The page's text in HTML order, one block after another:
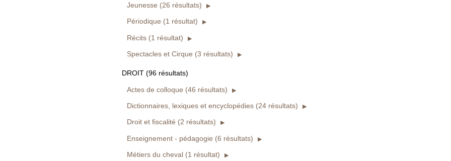
Jeunesse (26 résultats)
Périodique (1 résultat)
Récits (1 résultat)
Spectacles et Cirque (3 résultats)
DROIT (96 résultats)
Actes de colloque (46 résultats)
Dictionnaires, lexiques et encyclopédies (24 résultats)
Droit et fiscalité (2 résultats)
Enseignement - pédagogie (6 résultats)
Métiers du cheval (1 résultat)